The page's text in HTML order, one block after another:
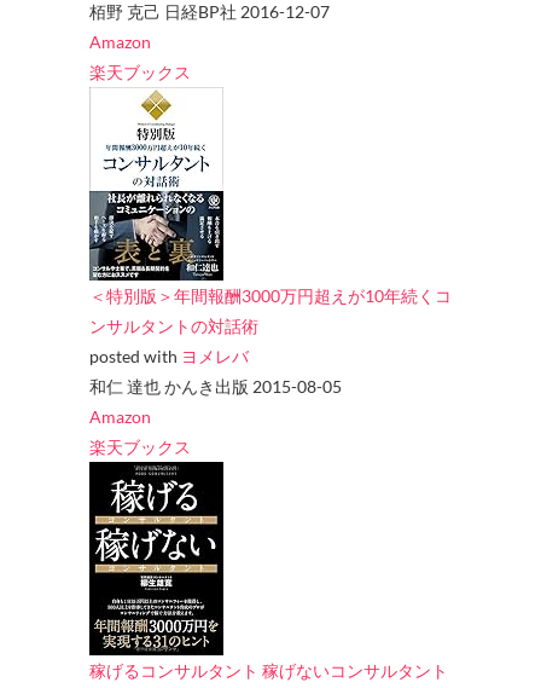
栢野 克己 日経BP社 2016-12-07
Amazon
楽天ブックス
＜特別版＞年間報酬3000万円超えが10年続くコ
ンサルタントの対話術
posted with ヨメレバ
和仁 達也 かんき出版 2015-08-05
Amazon
楽天ブックス
稼げるコンサルタント 稼げないコンサルタント